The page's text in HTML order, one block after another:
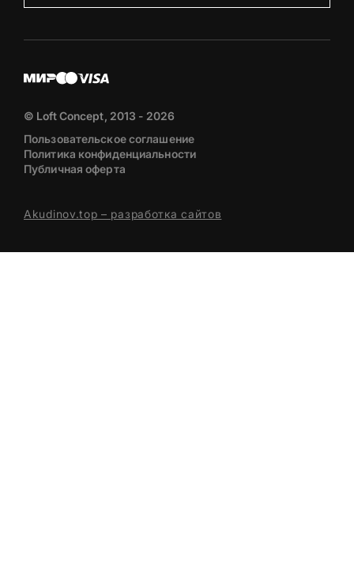
© Loft Concept, 2013 - 2026
Пользовательское соглашение
Политика конфиденциальности
Публичная оферта
Akudinov.top – разработка сайтов